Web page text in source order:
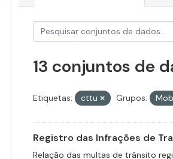
13 conjuntos de
Etiquetas: cttu Grupos:
Registro das Infrações de
Relação das multas de trânsito